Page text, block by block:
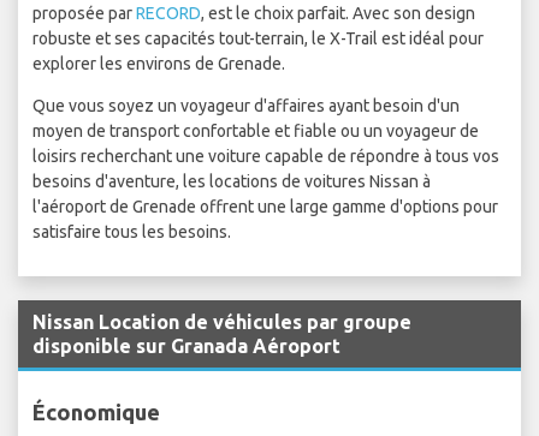
proposée parRECORD, est le choix parfait. Avec son design
robuste et ses capacités tout-terrain, le X-Trail est idéal pour
explorer les environs de Grenade.
Que vous soyez un voyageur d'affaires ayant besoin d'un
moyen de transport confortable et fiable ou un voyageur de
loisirs recherchant une voiture capable de répondre à tous vos
besoins d'aventure, les locations de voitures Nissan à
l'aéroport de Grenade offrent une large gamme d'options pour
satisfaire tous les besoins.
Nissan Location de véhicules par groupe
disponible sur Granada Aéroport
Économique